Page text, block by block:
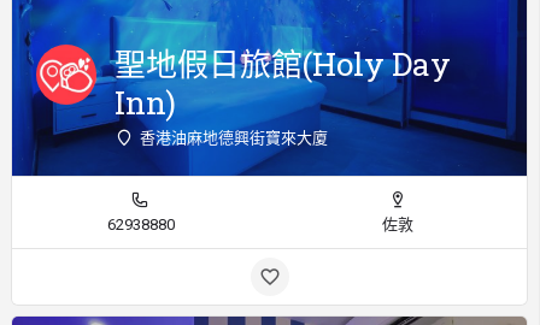
聖地假日旅館(Holy Day
Inn)
香港油麻地德興街寶來大廈
62938880 佐敦